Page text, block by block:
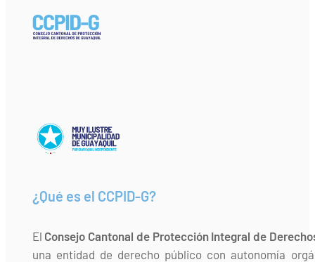
¿Qué es el CCPID-G?
El Consejo Cantonal de Protección Integral de
una entidad de derecho público con autonomía